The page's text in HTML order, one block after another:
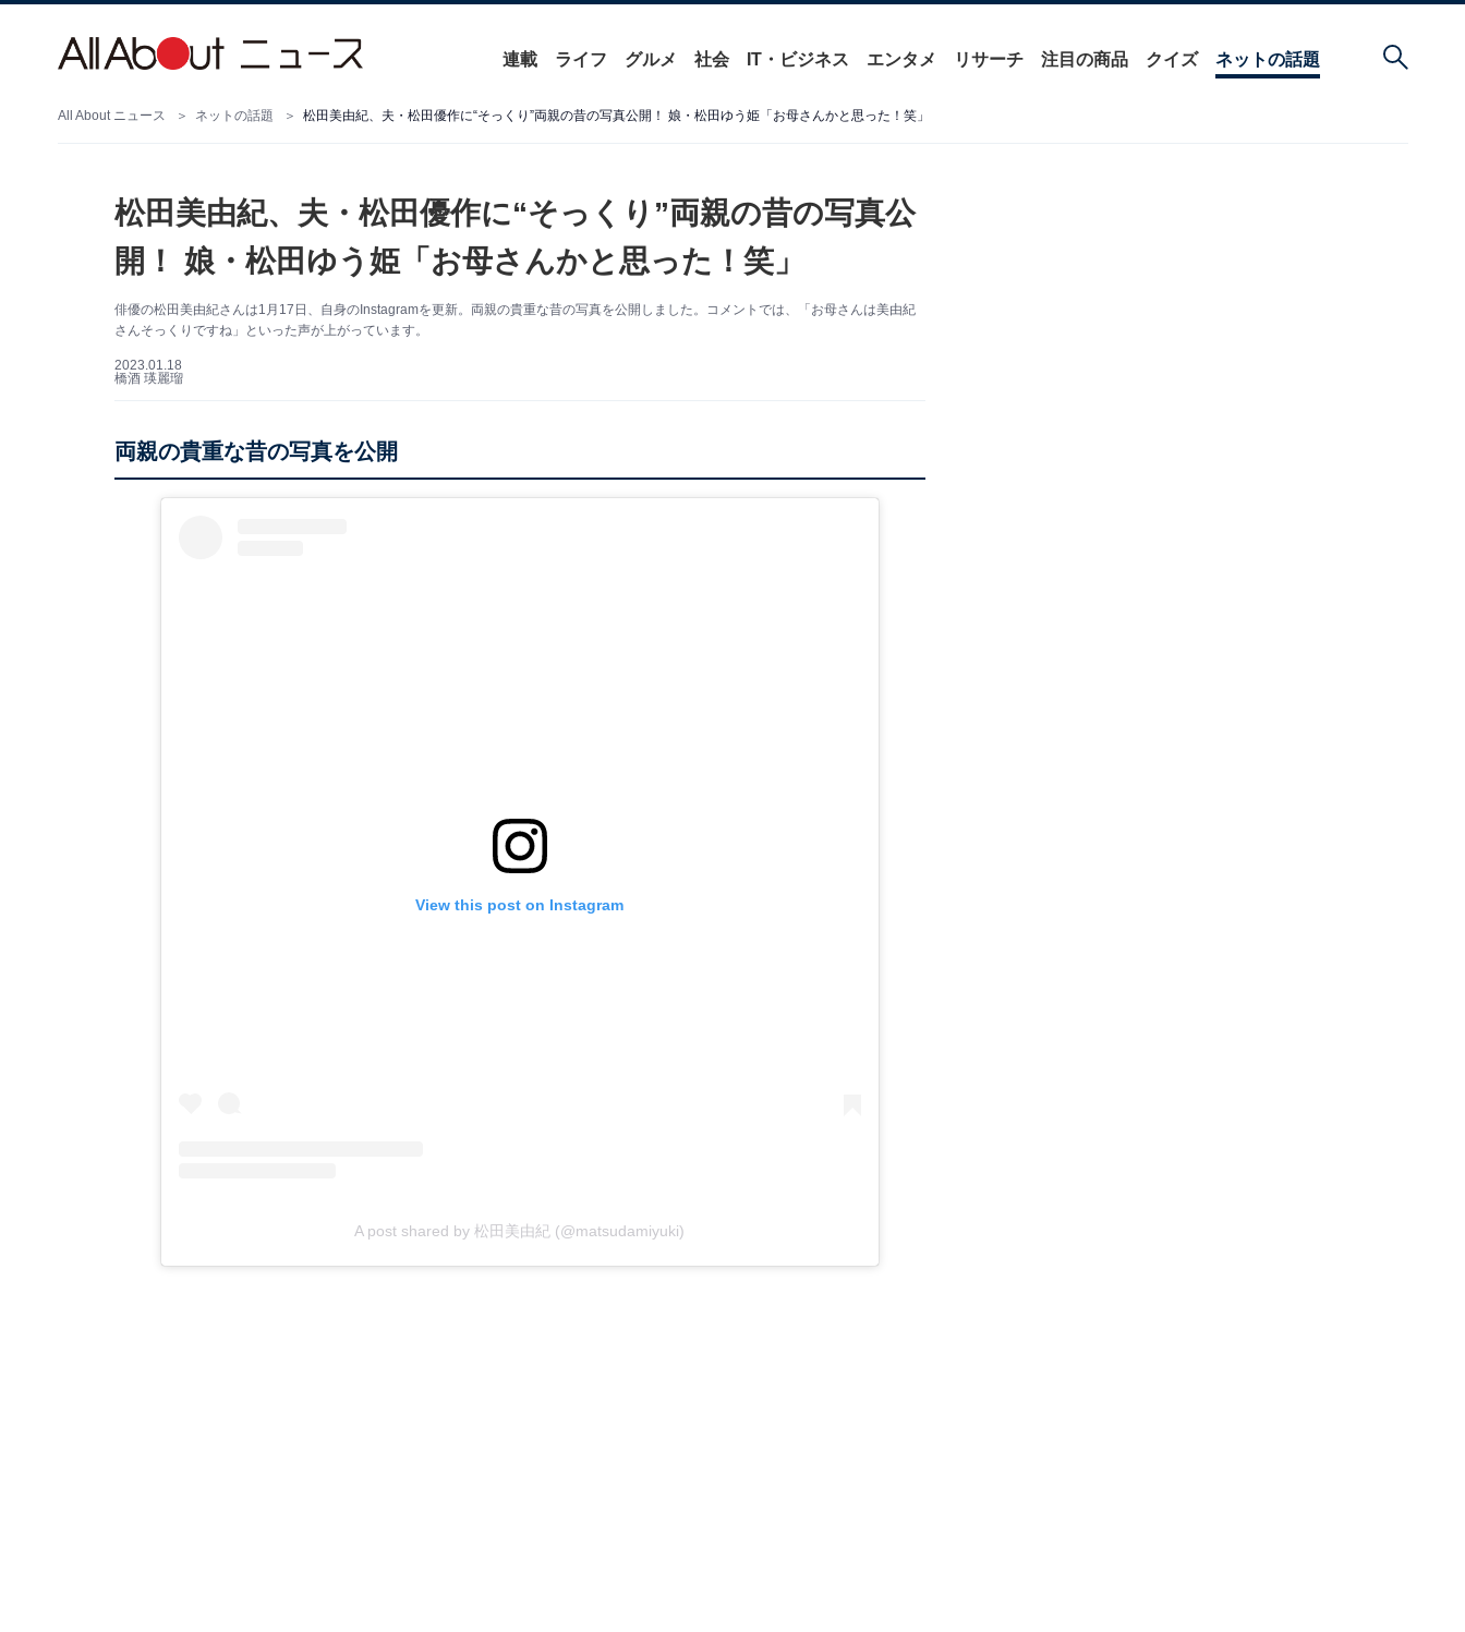
連載 ライフ グルメ 社会 IT・ビジネス エンタメ リサーチ 注目の商品 クイズ ネットの話題
All About ニュース ネットの話題 松田美由紀、夫・松田優作に“そっくり”両親の昔の写真公開！ 娘・松田ゆう姫「お母さんかと思った！笑」
松田美由紀、夫・松田優作に“そっくり”両親の昔の写真公
開！ 娘・松田ゆう姫「お母さんかと思った！笑」
俳優の松田美由紀さんは1月17日、自身のInstagramを更新。両親の貴重な昔の写真を公開しました。コメントでは、「お母さんは美由紀
さんそっくりですね」といった声が上がっています。
2023.01.18
橋酒 瑛麗瑠
両親の貴重な昔の写真を公開
View this post on Instagram
A post shared by 松田美由紀 (@matsudamiyuki)